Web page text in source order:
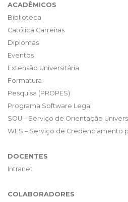
ACADÊMICOS
Biblioteca
Católica Carreiras
Diplomas
Eventos
Extensão Universitária
Formatura
Pesquisa (PROPES)
Programa Software Legal
SOU – Serviço de Orientação
WES – Serviço de Credenciamento
DOCENTES
Intranet
COLABORADORES